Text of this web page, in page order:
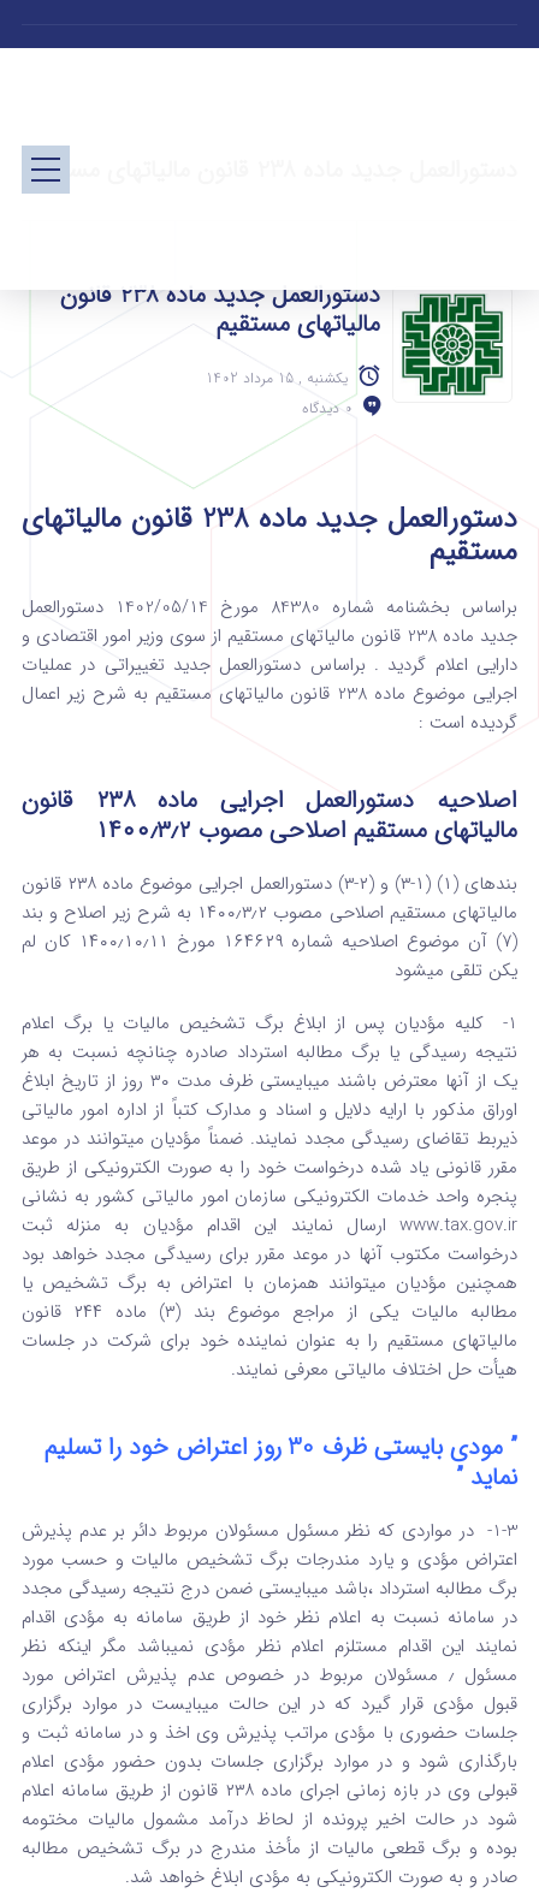
دستورالعمل جدید ماده 238 قانون
مالیاتهای مستقیم
یکشنبه , 15 مرداد 1402
0 دیدگاه
دستورالعمل جدید ماده 238 قانون مالیاتهای
مستقیم
براساس بخشنامه شماره 84380 مورخ 1402/05/14 دستورالعمل
جدید ماده 238 قانون مالیاتهای مستقیم از سوی وزیر امور اقتصادی و
دارایی اعلام گردید . براساس دستورالعمل جدید تغییراتی در عملیات
اجرایی موضوع ماده 238 قانون مالیاتهای مستقیم به شرح زیر اعمال
گردیده است :
اصلاحیه دستورالعمل اجرایی ماده ۲۳۸ قانون
مالیاتهای مستقیم اصلاحی مصوب ۱۴۰۰٫۳٫۲
بندهای (۱) (۱-۳) و (۲-۳) دستورالعمل اجرایی موضوع ماده ۲۳۸ قانون
مالیاتهای مستقیم اصلاحی مصوب ۱۴۰۰٫۳٫۲ به شرح زیر اصلاح و بند
(۷) آن موضوع اصلاحیه شماره ۱۶۴۶۲۹ مورخ ۱۴۰۰٫۱۰٫۱۱ کان لم
یکن تلقی میشود
1- کلیه مؤدیان پس از ابلاغ برگ تشخیص مالیات یا برگ اعلام
نتیجه رسیدگی یا برگ مطالبه استرداد صادره چنانچه نسبت به هر
یک از آنها معترض باشند میبایستی ظرف مدت ۳۰ روز از تاریخ ابلاغ
اوراق مذکور با ارایه دلایل و اسناد و مدارک کتباً از اداره امور مالیاتی
ذیربط تقاضای رسیدگی مجدد نمایند. ضمناً مؤدیان میتوانند در موعد
مقرر قانونی یاد شده درخواست خود را به صورت الکترونیکی از طریق
پنجره واحد خدمات الکترونیکی سازمان امور مالیاتی کشور به نشانی
www.tax.gov.ir ارسال نمایند این اقدام مؤدیان به منزله ثبت
درخواست مکتوب آنها در موعد مقرر برای رسیدگی مجدد خواهد بود
همچنین مؤدیان میتوانند همزمان با اعتراض به برگ تشخیص یا
مطالبه مالیات یکی از مراجع موضوع بند (۳) ماده ۲۴۴ قانون
مالیاتهای مستقیم را به عنوان نماینده خود برای شرکت در جلسات
هیأت حل اختلاف مالیاتی معرفی نمایند.
” مودی بایستی ظرف 30 روز اعتراض خود را تسلیم
نماید ”
1-3- در مواردی که نظر مسئول مسئولان مربوط دائر بر عدم پذیرش
اعتراض مؤدی و یارد مندرجات برگ تشخیص مالیات و حسب مورد
برگ مطالبه استرداد ،باشد میبایستی ضمن درج نتیجه رسیدگی مجدد
در سامانه نسبت به اعلام نظر خود از طریق سامانه به مؤدی اقدام
نمایند این اقدام مستلزم اعلام نظر مؤدی نمیباشد مگر اینکه نظر
مسئول ٫ مسئولان مربوط در خصوص عدم پذیرش اعتراض مورد
قبول مؤدی قرار گیرد که در این حالت میبایست در موارد برگزاری
جلسات حضوری با مؤدی مراتب پذیرش وی اخذ و در سامانه ثبت و
بارگذاری شود و در موارد برگزاری جلسات بدون حضور مؤدی اعلام
قبولی وی در بازه زمانی اجرای ماده ۲۳۸ قانون از طریق سامانه اعلام
شود در حالت اخیر پرونده از لحاظ درآمد مشمول مالیات مختومه
بوده و برگ قطعی مالیات از مأخذ مندرج در برگ تشخیص مطالبه
صادر و به صورت الکترونیکی به مؤدی ابلاغ خواهد شد.